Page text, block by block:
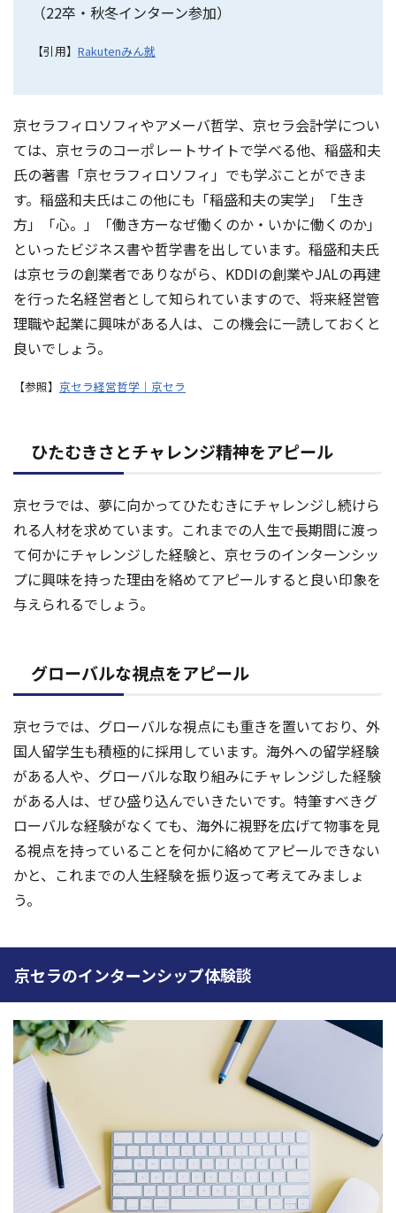
（22卒・秋冬インターン参加）
【引用】 Rakutenみん就
京セラフィロソフィやアメーバ哲学、京セラ会計学につい
ては、京セラのコーポレートサイトで学べる他、稲盛和夫
氏の著書「京セラフィロソフィ」でも学ぶことができま
す。稲盛和夫氏はこの他にも「稲盛和夫の実学」「生き
方」「心。」「働き方ーなぜ働くのか・いかに働くのか」
といったビジネス書や哲学書を出しています。稲盛和夫氏
は京セラの創業者でありながら、KDDIの創業やJALの再建
を行った名経営者として知られていますので、将来経営管
理職や起業に興味がある人は、この機会に一読しておくと
良いでしょう。
【参照】 京セラ経営哲学｜京セラ
ひたむきさとチャレンジ精神をアピール
京セラでは、夢に向かってひたむきにチャレンジし続けら
れる人材を求めています。これまでの人生で長期間に渡っ
て何かにチャレンジした経験と、京セラのインターンシッ
プに興味を持った理由を絡めてアピールすると良い印象を
与えられるでしょう。
グローバルな視点をアピール
京セラでは、グローバルな視点にも重きを置いており、外
国人留学生も積極的に採用しています。海外への留学経験
がある人や、グローバルな取り組みにチャレンジした経験
がある人は、ぜひ盛り込んでいきたいです。特筆すべきグ
ローバルな経験がなくても、海外に視野を広げて物事を見
る視点を持っていることを何かに絡めてアピールできない
かと、これまでの人生経験を振り返って考えてみましょ
う。
京セラのインターンシップ体験談